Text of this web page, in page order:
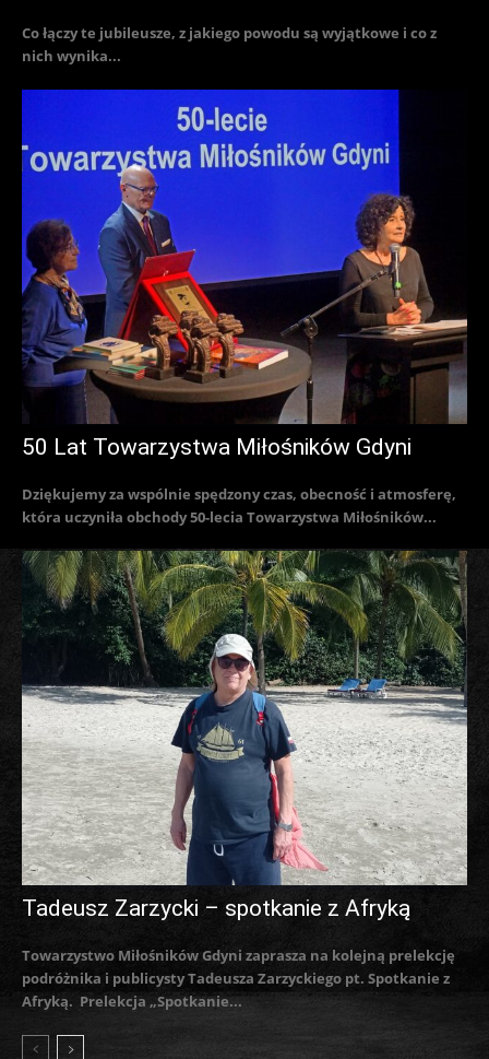
Co łączy te jubileusze, z jakiego powodu są wyjątkowe i co z
nich wynika...
50 Lat Towarzystwa Miłośników Gdyni
Dziękujemy za wspólnie spędzony czas, obecność i atmosferę,
która uczyniła obchody 50-lecia Towarzystwa Miłośników...
Tadeusz Zarzycki – spotkanie z Afryką
Towarzystwo Miłośników Gdyni zaprasza na kolejną prelekcję
podróżnika i publicysty Tadeusza Zarzyckiego pt. Spotkanie z
Afryką. Prelekcja „Spotkanie...